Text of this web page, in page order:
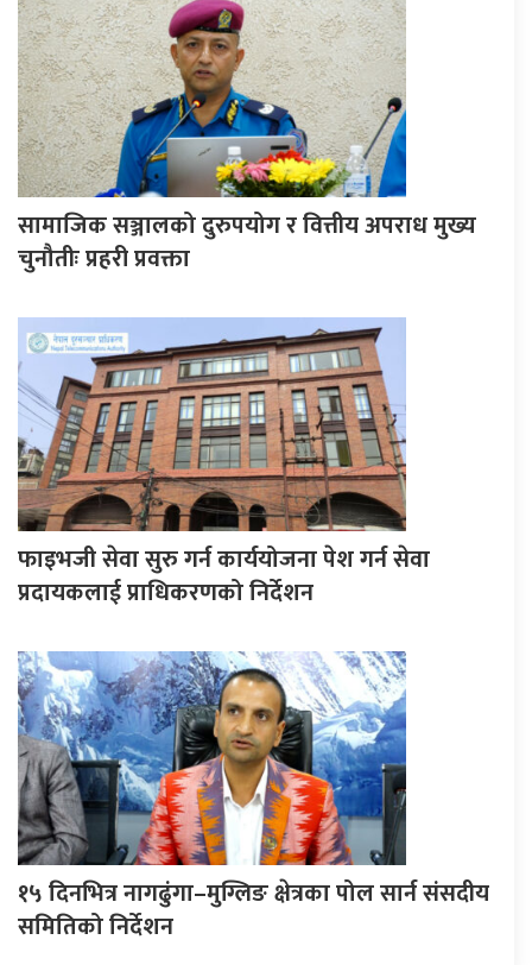
सामाजिक सञ्जालको दुरुपयोग र वित्तीय अपराध मुख्य
चुनौतीः प्रहरी प्रवक्ता
फाइभजी सेवा सुरु गर्न कार्ययोजना पेश गर्न सेवा
प्रदायकलाई प्राधिकरणको निर्देशन
१५ दिनभित्र नागढुंगा–मुग्लिङ क्षेत्रका पोल सार्न संसदीय
समितिको निर्देशन